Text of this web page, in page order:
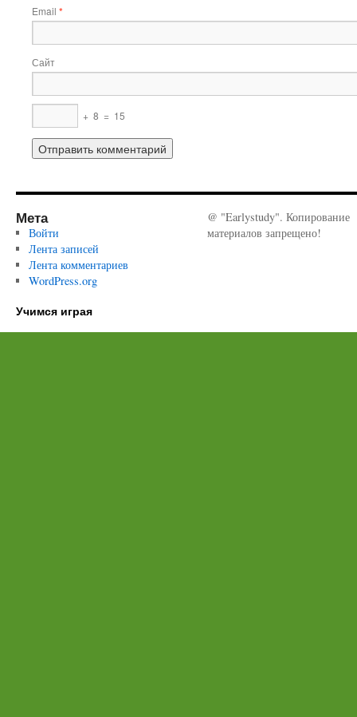
Email *
Сайт
+ 8 = 15
Мета
Войти
Лента записей
Лента комментариев
WordPress.org
@ "Earlystudy". Копирование
материалов запрещено!
Учимся играя